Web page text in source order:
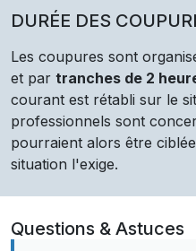
DURÉE DES
Les coupures sont
et par tranches de 2
courant est rétabli sur le
professionnels sont
pourraient alors être
situation l'exige.
Questions & Astuces